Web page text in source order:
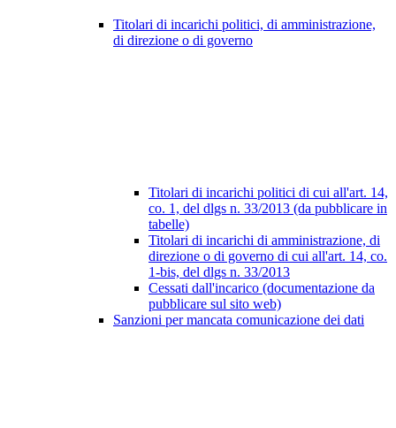
Titolari di incarichi politici, di amministrazione,
di direzione o di governo
Titolari di incarichi politici di cui all'art. 14,
co. 1, del dlgs n. 33/2013 (da pubblicare in
tabelle)
Titolari di incarichi di amministrazione, di
direzione o di governo di cui all'art. 14, co.
1-bis, del dlgs n. 33/2013
Cessati dall'incarico (documentazione da
pubblicare sul sito web)
Sanzioni per mancata comunicazione dei dati